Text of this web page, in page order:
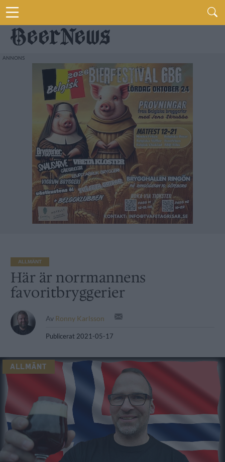
ALLMÄNT
Här är norrmannens
favoritbryggerier
Av Ronny Karlsson
Publicerat 2021-05-17
ALLMÄNT